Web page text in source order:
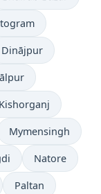
Dinājpur
Kishorganj
Mymensingh
Natore
Paltan